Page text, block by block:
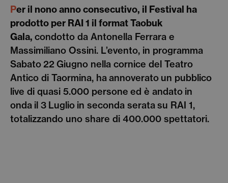
Per il nonoanno consecutivo, il Festival ha
prodotto per RAI 1 il format Taobuk
Gala, condotto da Antonella Ferrara e
Massimiliano Ossini. L’evento, in programma
Sabato 22 Giugno nella cornice del Teatro
Antico di Taormina, ha annoverato un pubblico
live di quasi 5.000 persone ed è andato in
onda il 3 Luglio in seconda serata su RAI 1,
totalizzando uno share di 400.000 spettatori.